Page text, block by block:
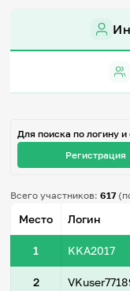
Школа наставников
IT-урок
Незрячим
Для поиска по логину и
Регистрация
Всего участников:617
Место Логин
1 KKA2017
2